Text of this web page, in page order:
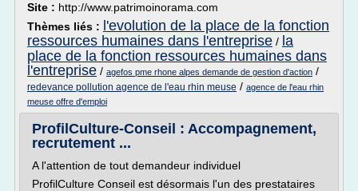
Site : http://www.patrimoinorama.com
Thèmes liés :
l'evolution de la place de la fonction
ressources humaines dans l'entreprise / la
place de la fonction ressources humaines dans
l'entreprise / agefos pme rhone alpes demande de gestion d'action /
redevance pollution agence de l'eau rhin meuse / agence de l'eau rhin
meuse offre d'emploi
ProfilCulture-Conseil : Accompagnement,
recrutement ...
A l'attention de tout demandeur individuel
ProfilCulture Conseil est désormais l'un des prestataires